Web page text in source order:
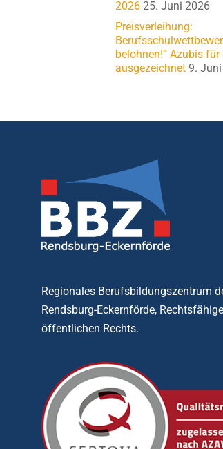
2026 25. Juni 2026
Preisverleihung:
belohnen!“ Azubis
ausgezeichnet 9.
Regionales Berufsbildungszentrum
Rendsburg-Eckernförde,
öffentlichen Rechts.